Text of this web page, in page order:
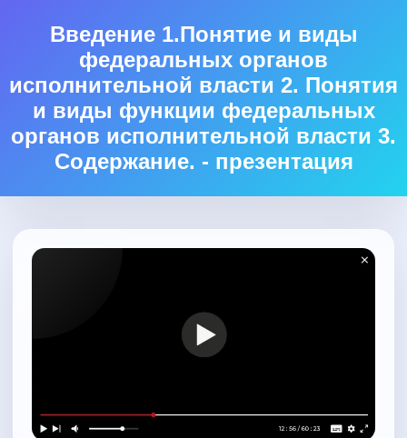
Введение 1.Понятие и виды
федеральных органов
исполнительной власти 2. Понятия
и виды функции федеральных
органов исполнительной власти 3.
Содержание. - презентация